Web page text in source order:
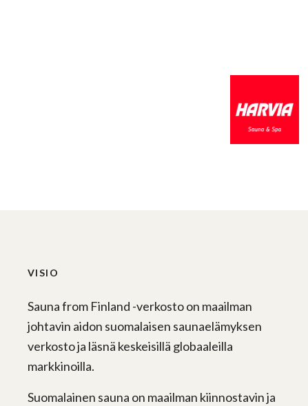
VISIO
Sauna from Finland -verkosto on maailman
johtavin aidon suomalaisen saunaelämyksen
verkosto ja läsnä keskeisillä globaaleilla
markkinoilla.
Suomalainen sauna on maailman kiinnostavin ja